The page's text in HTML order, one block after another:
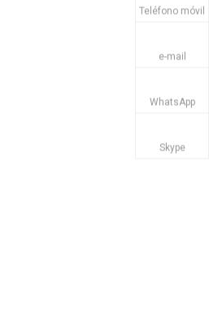
Teléfono móvil
e-mail
WhatsApp
Skype